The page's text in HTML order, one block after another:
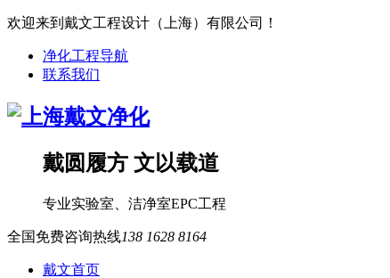
欢迎来到戴文工程设计（上海）有限公司！
净化工程导航
联系我们
戴圆履方 文以载道
专业实验室 洁净室EPC工程
全国免费咨询热线138 1628 8164
戴文首页